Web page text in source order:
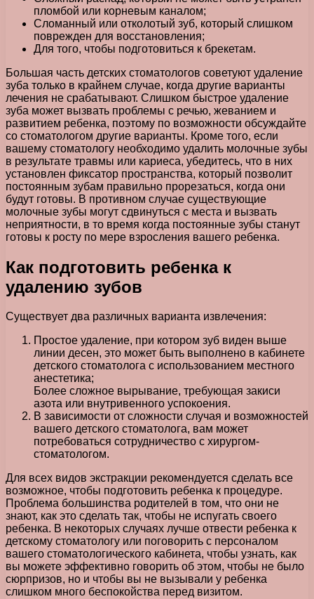
пломбой или корневым каналом;
Сломанный или отколотый зуб, который слишком
поврежден для восстановления;
Для того, чтобы подготовиться к брекетам.
Большая часть детских стоматологов советуют удаление
зуба только в крайнем случае, когда другие варианты
лечения не срабатывают. Слишком быстрое удаление
зуба может вызвать проблемы с речью, жеванием и
развитием ребенка, поэтому по возможности обсуждайте
со стоматологом другие варианты. Кроме того, если
вашему стоматологу необходимо удалить молочные зубы
в результате травмы или кариеса, убедитесь, что в них
установлен фиксатор пространства, который позволит
постоянным зубам правильно прорезаться, когда они
будут готовы. В противном случае существующие
молочные зубы могут сдвинуться с места и вызвать
неприятности, в то время когда постоянные зубы станут
готовы к росту по мере взросления вашего ребенка.
Как подготовить ребенка к
удалению зубов
Существует два различных варианта извлечения:
Простое удаление, при котором зуб виден выше
линии десен, это может быть выполнено в кабинете
детского стоматолога с использованием местного
анестетика;
Более сложное вырывание, требующая закиси
азота или внутривенного успокоения.
В зависимости от сложности случая и возможностей
вашего детского стоматолога, вам может
потребоваться сотрудничество с хирургом-
стоматологом.
Для всех видов экстракции рекомендуется сделать все
возможное, чтобы подготовить ребенка к процедуре.
Проблема большинства родителей в том, что они не
знают, как это сделать так, чтобы не испугать своего
ребенка. В некоторых случаях лучше отвести ребенка к
детскому стоматологу или поговорить с персоналом
вашего стоматологического кабинета, чтобы узнать, как
вы можете эффективно говорить об этом, чтобы не было
сюрпризов, но и чтобы вы не вызывали у ребенка
слишком много беспокойства перед визитом.